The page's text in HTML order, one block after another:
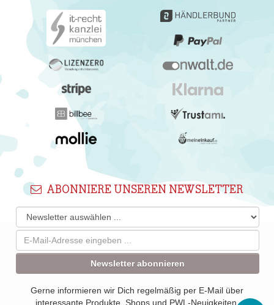
ABONNIERE UNSEREN NEWSLETTER
Newsletter abonnieren
Gerne informieren wir Dich regelmäßig per E-Mail über
interessante Produkte, Shops und PWL-Neuigkeiten.